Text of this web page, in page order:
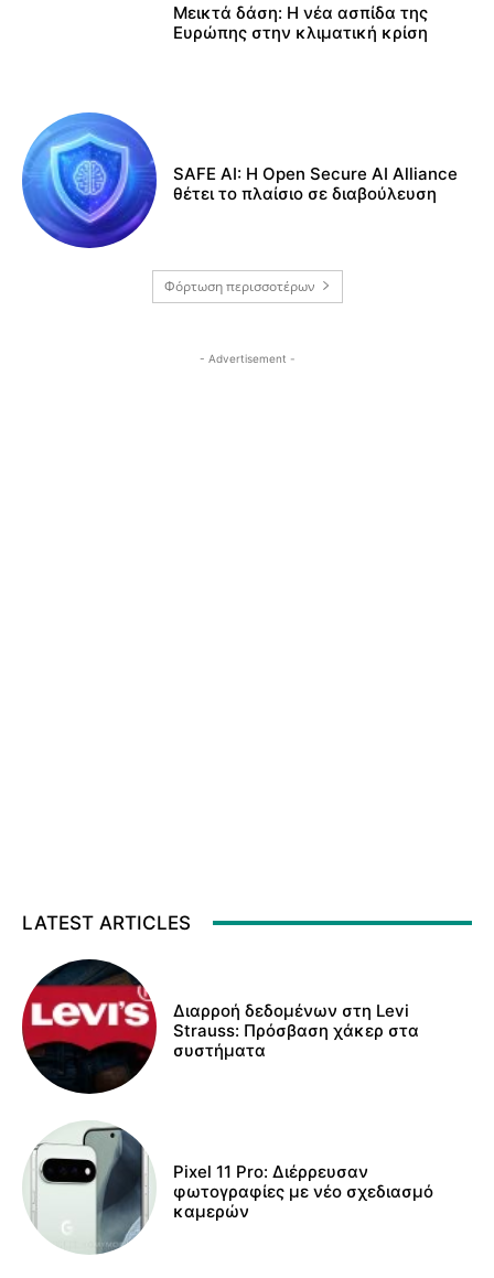
Μεικτά δάση: Η νέα ασπίδα της
Ευρώπης στην κλιματική κρίση
SAFE AI: Η Open Secure AI Alliance
θέτει το πλαίσιο σε διαβούλευση
Φόρτωση περισσοτέρων
- Advertisement -
LATEST ARTICLES
Διαρροή δεδομένων στη Levi
Strauss: Πρόσβαση χάκερ στα
συστήματα
Pixel 11 Pro: Διέρρευσαν
φωτογραφίες με νέο σχεδιασμό
καμερών